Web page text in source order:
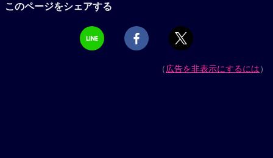
このページをシェアする
（広告を非表示にするには）